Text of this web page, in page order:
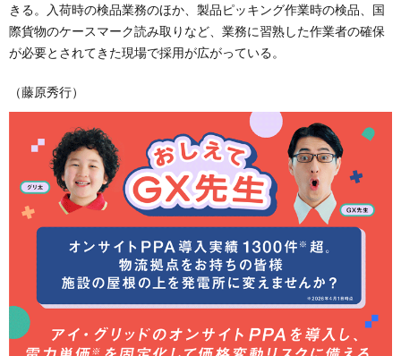
きる。入荷時の検品業務のほか、製品ピッキング作業時の検品、国
際貨物のケースマーク読み取りなど、業務に習熟した作業者の確保
が必要とされてきた現場で採用が広がっている。
（藤原秀行）